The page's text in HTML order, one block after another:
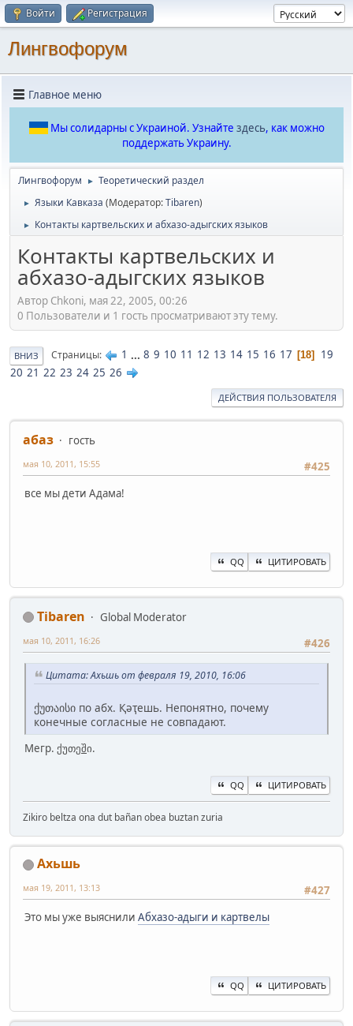
Войти Регистрация
Лингвофорум
Главное меню
Мы солидарны с Украиной. Узнайте здесь, как можно
поддержать Украину.
Лингвофорум ► Теоретический раздел
► Языки Кавказа (Модератор:Tibaren)
► Контакты картвельских и абхазо-адыгских языков
Контакты картвельских и
абхазо-адыгских языков
Автор Chkoni, мая 22, 2005, 00:26
0 Пользователи и 1 гость просматривают эту тему.
ВНИЗ Страницы 1 ... 8 9 10 11 12 13 14 15 16 17 18
19
20 21 22 23 24 25 26
ДЕЙСТВИЯ ПОЛЬЗОВАТЕЛЯ
абаз
гость
#425
мая 10, 2011, 15:55
все мы дети Адама!
QQ ЦИТИРОВАТЬ
Tibaren
Global Moderator
#426
мая 10, 2011, 16:26
Цитата: Ахьшь от февраля 19, 2010, 16:06
ქუთაისი по абх. Қәҭешь. Непонятно, почему
конечные согласные не совпадают.
Мегр. ქუთეში.
QQ ЦИТИРОВАТЬ
Zikiro beltza ona dut bañan obea buztan zuria
Ахьшь
#427
мая 19, 2011, 13:13
Это мы уже выяснили Абхазо-адыги и картвелы
QQ ЦИТИРОВАТЬ